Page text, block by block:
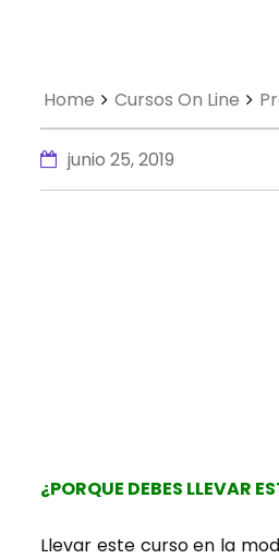
Home Cursos On Line
junio 25, 2019
¿PORQUE DEBES LLEVAR
Llevar este curso en la